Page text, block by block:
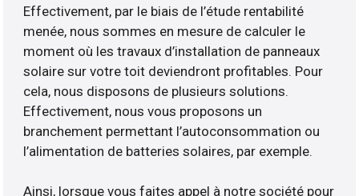
Effectivement, par le biais de l’étude rentabilité
menée, nous sommes en mesure de calculer le
moment où les travaux d’installation de panneaux
solaire sur votre toit deviendront profitables. Pour
cela, nous disposons de plusieurs solutions.
Effectivement, nous vous proposons un
branchement permettant l’autoconsommation ou
l’alimentation de batteries solaires, par exemple.
Ainsi, lorsque vous faites appel à notre société pour